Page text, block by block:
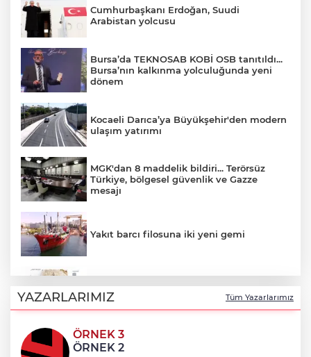
Cumhurbaşkanı Erdoğan, Suudi
Arabistan yolcusu
Bursa’da TEKNOSAB KOBİ OSB tanıtıldı...
Bursa’nın kalkınma yolculuğunda yeni
dönem
Kocaeli Darıca’ya Büyükşehir'den modern
ulaşım yatırımı
MGK'dan 8 maddelik bildiri... Terörsüz
Türkiye, bölgesel güvenlik ve Gazze
mesajı
Yakıt barcı filosuna iki yeni gemi
tek platformda
Türkiye ile Vietnam arasında 'hava'da
yeni dönem... Sefer kapasitesi artırıldı
YAZARLARIMIZ Tüm Yazarlarımız
ÖRNEK 3
ÖRNEK 2